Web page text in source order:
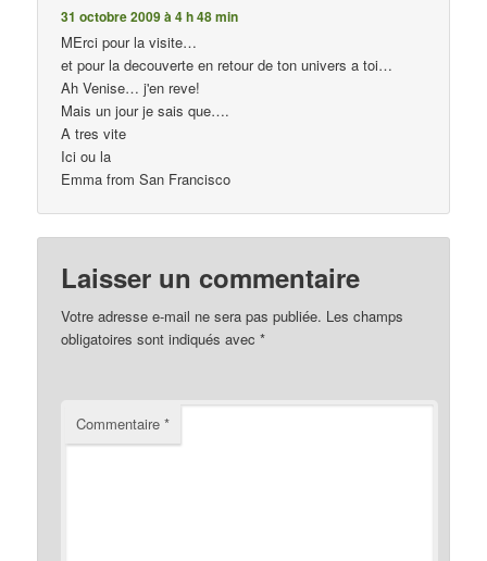
31 octobre 2009 à 4 h 48 min
MErci pour la visite…
et pour la decouverte en retour de ton univers a toi…
Ah Venise… j'en reve!
Mais un jour je sais que….
A tres vite
Ici ou la
Emma from San Francisco
Laisser un commentaire
Votre adresse e-mail ne sera pas publiée. Les champs
obligatoires sont indiqués avec*
Commentaire*